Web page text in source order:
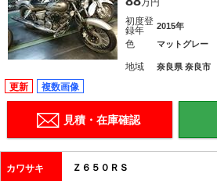
万円
初度登
録年
2015年
色 マットグレー
地域 奈良県 奈良市
更新 複数画像
見積・在庫確認
カワサキ Ｚ６５０ＲＳ